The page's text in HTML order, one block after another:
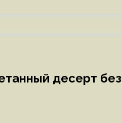
десерт без